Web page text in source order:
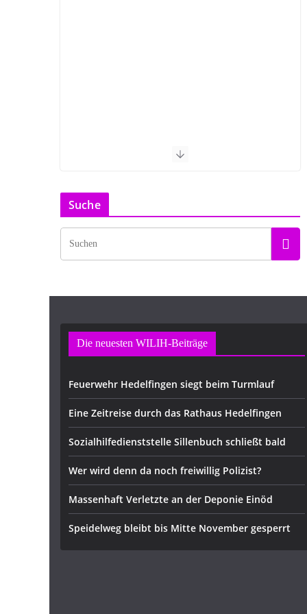
Suche
Die neuesten WILIH-Beiträge
Feuerwehr Hedelfingen siegt beim Turmlauf
Eine Zeitreise durch das Rathaus Hedelfingen
Sozialhilfedienststelle Sillenbuch schließt bald
Wer wird denn da noch freiwillig Polizist?
Massenhaft Verletzte an der Deponie Einöd
Speidelweg bleibt bis Mitte November gesperrt